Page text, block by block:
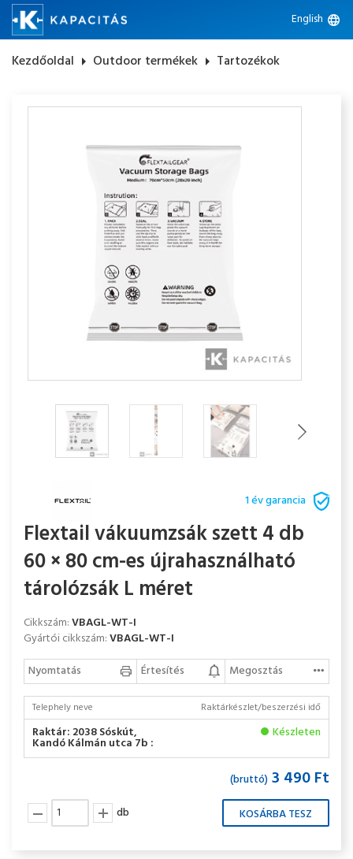
English language
Kezdőoldal arrow_right Outdoor termékek arrow_right Tartozékok
1 év garancia
Flextail vákuumzsák szett 4 db
60 × 80 cm-es újrahasználható
tárolózsák L méret
Cikkszám:VBAGL-WT-I
Gyártói cikkszám:VBAGL-WT-I
Nyomtatás
Értesítés Megosztás
Telephely neve Raktárkészlet/beszerzési idő
Raktár: 2038 Sóskút,
Kandó Kálmán utca 7b :
Készleten
(bruttó) 3 490 Ft
db